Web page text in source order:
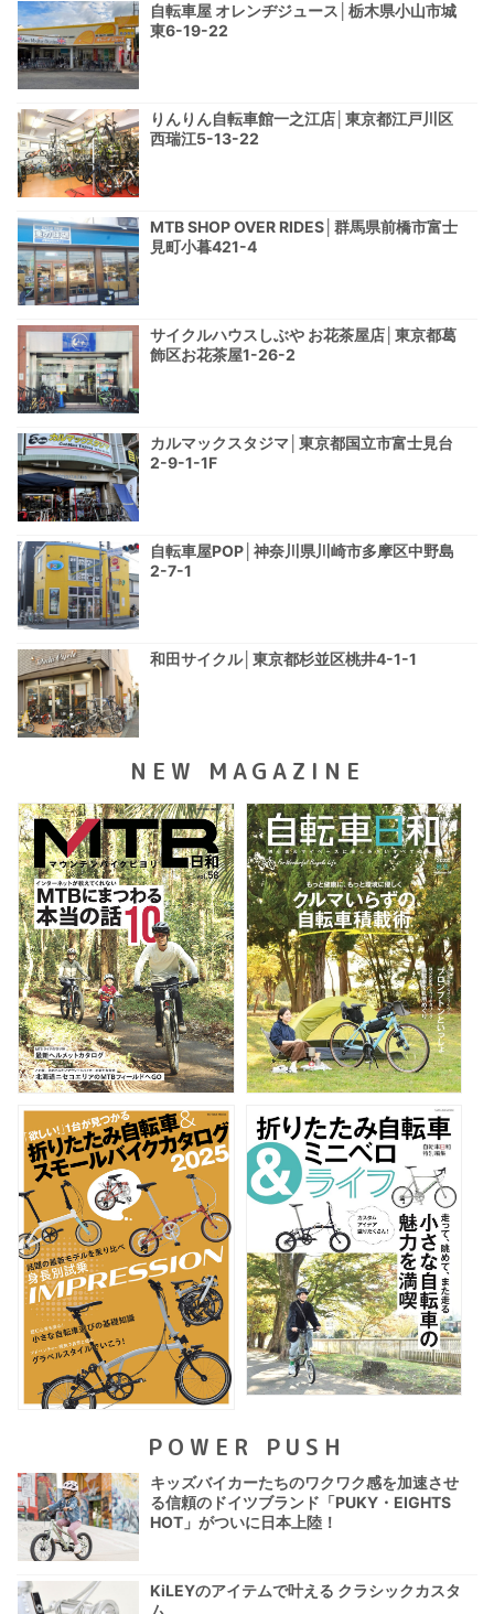
自転車屋 オレンヂジュース│栃木県小山市城
東6-19-22
りんりん自転車館一之江店│東京都江戸川区
西瑞江5-13-22
MTB SHOP OVER RIDES│群馬県前橋市富士
見町小暮421-4
サイクルハウスしぶや お花茶屋店│東京都葛
飾区お花茶屋1-26-2
カルマックスタジマ│東京都国立市富士見台
2-9-1-1F
自転車屋POP│神奈川県川崎市多摩区中野島
2-7-1
和田サイクル│東京都杉並区桃井4-1-1
NEW MAGAZINE
POWER PUSH
キッズバイカーたちのワクワク感を加速させ
る信頼のドイツブランド「PUKY・EIGHTS
HOT」がついに日本上陸！
KiLEYのアイテムで叶える クラシックカスタ